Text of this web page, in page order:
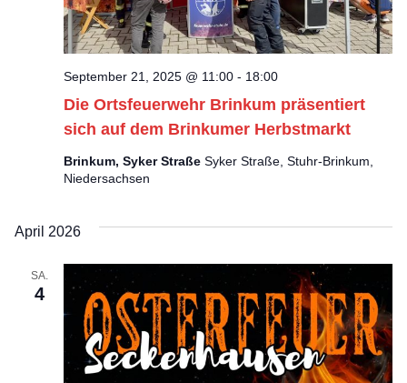
Die Ortsfeuerwehr Brinkum präsentiert
sich auf dem Brinkumer Herbstmarkt
September 21, 2025 @ 11:00 - 18:00
Brinkum, Syker Straße Syker Straße, Stuhr-Brinkum,
Niedersachsen
April 2026
SA.
4